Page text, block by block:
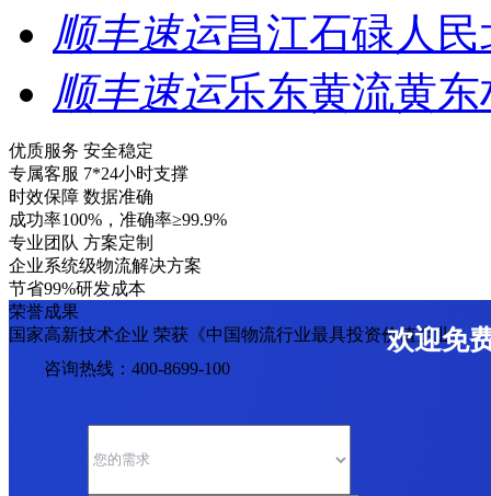
顺丰速运昌江石碌人
顺丰速运乐东黄流黄
优质服务 安全稳定
专属客服 7*24小时支撑
时效保障 数据准确
成功率100%，准确率≥99.9%
专业团队 方案定制
企业系统级物流解决方案
节省99%研发成本
荣誉成果
国家高新技术企业 荣获《中国物流行业最具投资价值企业》
欢迎免
咨询热线：400-8699-100